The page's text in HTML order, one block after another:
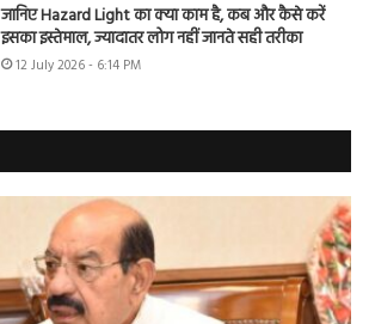
जानिए Hazard Light का क्या काम है, कब और कैसे करें
इसका इस्तेमाल, ज्यादातर लोग नहीं जानते सही तरीका
12 July 2026 - 6:14 PM